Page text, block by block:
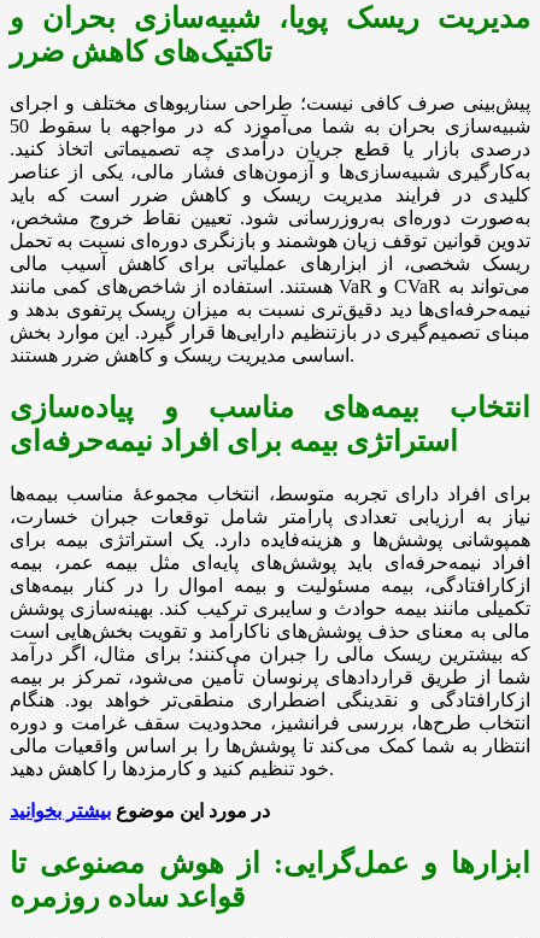
مدیریت ریسک پویا، شبیه‌سازی بحران و
تاکتیک‌های کاهش ضرر
پیش‌بینی صرف کافی نیست؛ طراحی سناریوهای مختلف و اجرای
شبیه‌سازی بحران به شما می‌آموزد که در مواجهه با سقوط 50
درصدی بازار یا قطع جریان درآمدی چه تصمیماتی اتخاذ کنید.
به‌کارگیری شبیه‌سازی‌ها و آزمون‌های فشار مالی، یکی از عناصر
کلیدی در فرایند مدیریت ریسک و کاهش ضرر است که باید
به‌صورت دوره‌ای به‌روزرسانی شود. تعیین نقاط خروج مشخص،
تدوین قوانین توقف زیان هوشمند و بازنگری دوره‌ای نسبت به تحمل
ریسک شخصی، از ابزارهای عملیاتی برای کاهش آسیب مالی
هستند. استفاده از شاخص‌های کمی مانند VaR و CVaR می‌تواند به
نیمه‌حرفه‌ای‌ها دید دقیق‌تری نسبت به میزان ریسک پرتفوی بدهد و
مبنای تصمیم‌گیری در بازتنظیم دارایی‌ها قرار گیرد. این موارد بخش
اساسی مدیریت ریسک و کاهش ضرر هستند.
انتخاب بیمه‌های مناسب و پیاده‌سازی
استراتژی بیمه برای افراد نیمه‌حرفه‌ای
برای افراد دارای تجربه متوسط، انتخاب مجموعهٔ مناسب بیمه‌ها
نیاز به ارزیابی تعدادی پارامتر شامل توقعات جبران خسارت،
همپوشانی پوشش‌ها و هزینه‌فایده دارد. یک استراتژی بیمه برای
افراد نیمه‌حرفه‌ای باید پوشش‌های پایه‌ای مثل بیمه عمر، بیمه
ازکارافتادگی، بیمه مسئولیت و بیمه اموال را در کنار بیمه‌های
تکمیلی مانند بیمه حوادث و سایبری ترکیب کند. بهینه‌سازی پوشش
مالی به معنای حذف پوشش‌های ناکارآمد و تقویت بخش‌هایی است
که بیشترین ریسک مالی را جبران می‌کنند؛ برای مثال، اگر درآمد
شما از طریق قراردادهای پرنوسان تأمین می‌شود، تمرکز بر بیمه
ازکارافتادگی و نقدینگی اضطراری منطقی‌تر خواهد بود. هنگام
انتخاب طرح‌ها، بررسی فرانشیز، محدودیت سقف غرامت و دوره
انتظار به شما کمک می‌کند تا پوشش‌ها را بر اساس واقعیات مالی
خود تنظیم کنید و کارمزدها را کاهش دهید.
در مورد این موضوع بیشتر بخوانید
ابزارها و عمل‌گرایی: از هوش مصنوعی تا
قواعد ساده روزمره